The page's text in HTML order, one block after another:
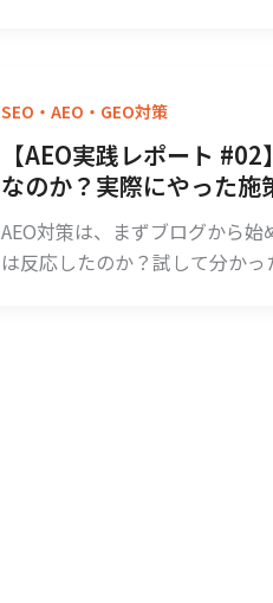
SEO・AEO・GEO対策
【AEO実践レポート
なのか？実際にやった施
AEO対策は、まずブログから
は反応したのか？試して分かっ